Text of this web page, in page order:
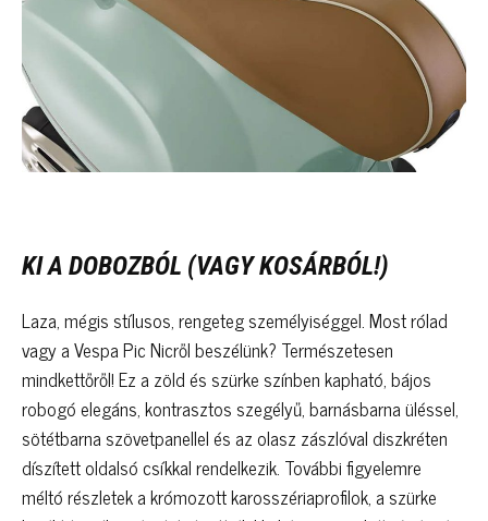
KI A DOBOZBÓL (VAGY KOSÁRBÓL!)
Laza, mégis stílusos, rengeteg személyiséggel. Most rólad
vagy a Vespa Pic Nicről beszélünk? Természetesen
mindkettőről! Ez a zöld és szürke színben kapható, bájos
robogó elegáns, kontrasztos szegélyű, barnásbarna üléssel,
sötétbarna szövetpanellel és az olasz zászlóval diszkréten
díszített oldalsó csíkkal rendelkezik. További figyelemre
méltó részletek a krómozott karosszériaprofilok, a szürke